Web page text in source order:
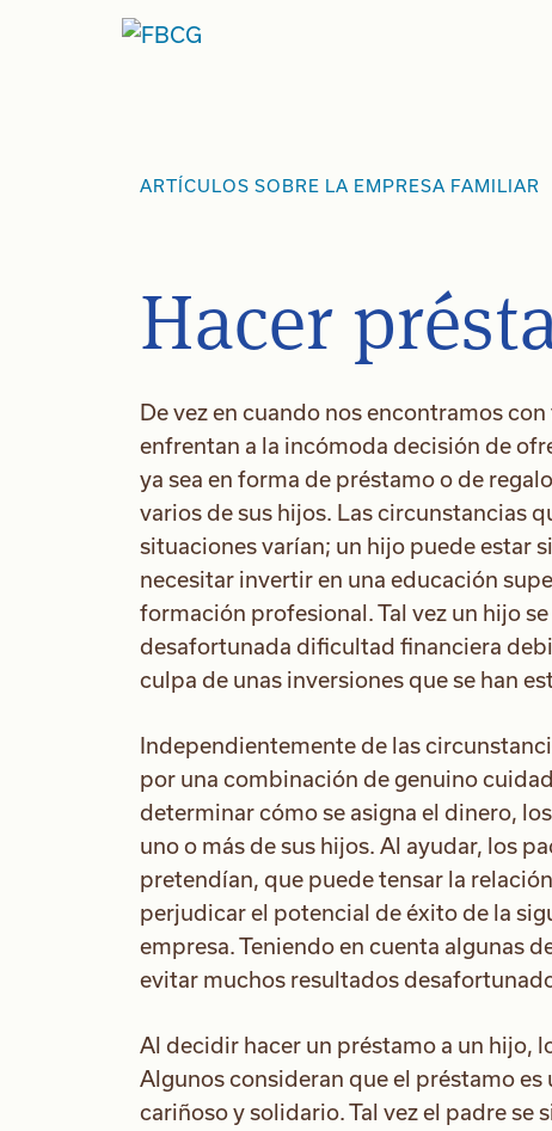
ARTÍCULOS SOBRE LA EMPRESA FAMILIAR
Hacer
De vez en cuando nos encontramos
enfrentan a la incómoda decisión de
ya sea en forma de préstamo o de
varios de sus hijos. Las circunstancias
situaciones varían; un hijo puede estar
necesitar invertir en una educación
formación profesional. Tal vez un hijo
desafortunada dificultad financiera
culpa de unas inversiones que se han
Independientemente de las
por una combinación de genuino
determinar cómo se asigna el dinero,
uno o más de sus hijos. Al ayudar, los
pretendían, que puede tensar la
perjudicar el potencial de éxito de la
empresa. Teniendo en cuenta algunas
evitar muchos resultados
Al decidir hacer un préstamo a un hijo,
Algunos consideran que el préstamo
cariñoso y solidario. Tal vez el padre